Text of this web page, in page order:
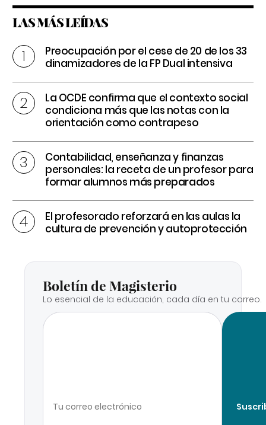
LAS MÁS LEÍDAS
Preocupación por el cese de 20 de los 33
dinamizadores de la FP Dual intensiva
La OCDE confirma que el contexto social
condiciona más que las notas con la
orientación como contrapeso
Contabilidad, enseñanza y finanzas
personales: la receta de un profesor para
formar alumnos más preparados
El profesorado reforzará en las aulas la
cultura de prevención y autoprotección
Boletín de Magisterio
Lo esencial de la educación, cada día en tu correo.